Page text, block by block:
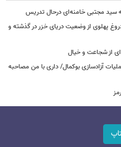
سید مجتبی خامنه‌ای درحال تدریس
پهلوی از وضعیت دریای خزر در گذشته و
از شجاعت و خیال
آزادسازی بوکمال/ داری با من مصاحبه‌